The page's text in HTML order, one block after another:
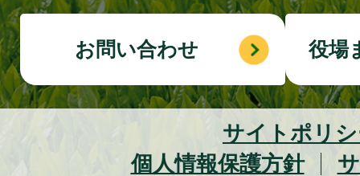
お問い合わせ 役場
サイトポリ
個人情報保護方針